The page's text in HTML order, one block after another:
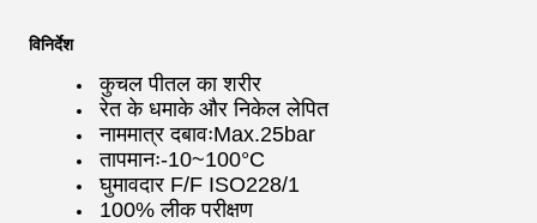
विनिर्देश
कुचल पीतल का शरीर
रेत के धमाके और निकेल लेपित
नाममात्र दबावःMax.25bar
तापमानः-10~100°C
घुमावदार F/F ISO228/1
100% लीक परीक्षण